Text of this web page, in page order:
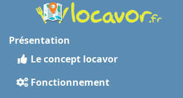
Présentation
Le concept locavor
Fonctionnement